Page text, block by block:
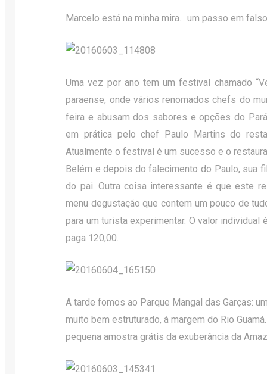
Marcelo está na minha mira... um passo em
Uma vez por ano tem um festival chamado
paraense, onde vários renomados chefs do
feira e abusam dos sabores e opções do
em prática pelo chef Paulo Martins do
Atualmente o festival é um sucesso e o
Belém e depois do falecimento do Paulo, sua
do pai. Outra coisa interessante é que este
menu degustação que contem um pouco de
para um turista experimentar. O valor individual
paga 120,00.
A tarde fomos ao Parque Mangal das Garças:
muito bem estruturado, à margem do Rio
pequena amostra grátis da exuberância da